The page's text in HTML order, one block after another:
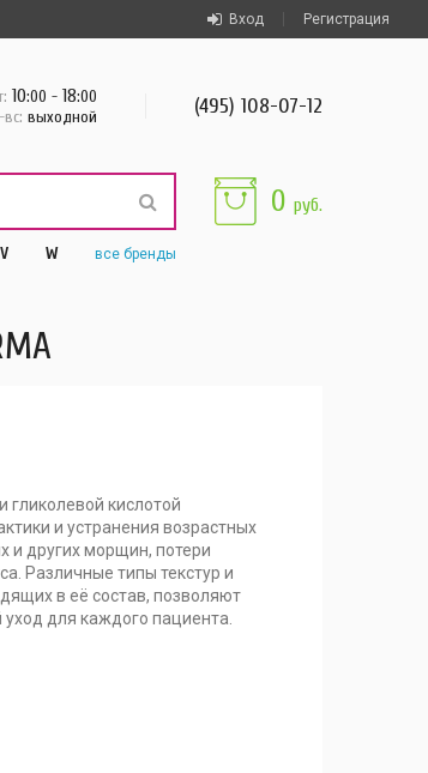
Вход Регистрация
10:00 - 18:00
вс: выходной (495) 108-07-12
V W все бренды
0 руб.
гликолевой кислотой
и устранения возрастных
и других морщин, потери
Различные типы текстур и
в её состав, позволяют
для каждого пациента.